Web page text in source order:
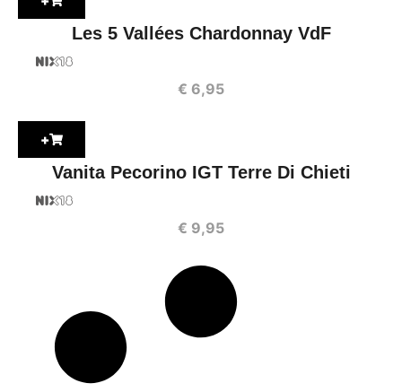
Les 5 Vallées Chardonnay VdF
€ 6,95
+
Vanita Pecorino IGT Terre Di Chieti
€ 9,95